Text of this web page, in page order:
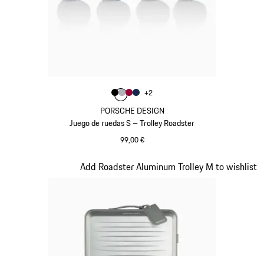
PORSCHE DESIGN
Juego de ruedas S – Trolley Roadster
99,00 €
Color
ColorNegro
Color Plata
ColorRojo Carmín
Color
+2
Add Roadster Aluminum Trolley M to wishlist